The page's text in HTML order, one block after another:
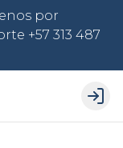
por
+57 313 487